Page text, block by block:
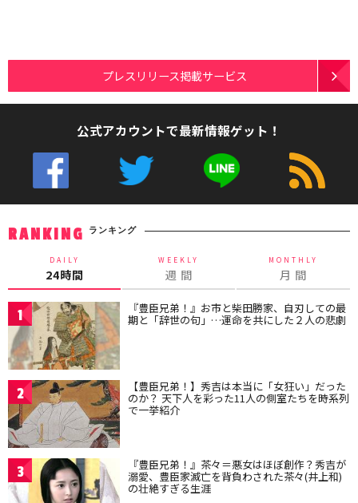
プレスリリース掲載サービス
公式アカウントで最新情報ゲット！
RANKING ランキング
DAILY
24時間
WEEKLY
週 間
MONTHLY
月 間
1 『豊臣兄弟！』お市と柴田勝家、自刃しての最
期と「辞世の句」…運命を共にした２人の悲劇
2 【豊臣兄弟！】秀吉は本当に「女狂い」だった
のか？ 天下人を彩った11人の側室たちを時系列
で一挙紹介
3 『豊臣兄弟！』茶々＝悪女はほぼ創作？秀吉が
溺愛、豊臣家滅亡を背負わされた茶々(井上和)
の壮絶すぎる生涯